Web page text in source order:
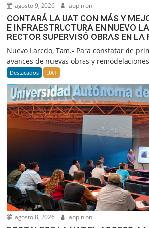
agosto 9, 2026 laopinion
CONTARÁ LA UAT CON MÁS Y
E INFRAESTRUCTURA EN NUEVO
RECTOR SUPERVISÓ OBRAS EN LA
Nuevo Laredo, Tam.- Para constatar de
avances de nuevas obras y
Destacados UAT
agosto 8, 2026 laopinion